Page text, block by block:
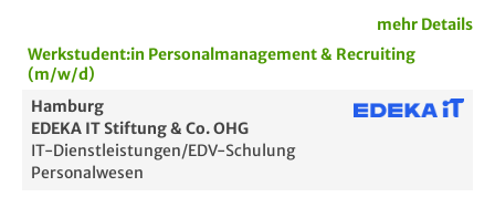
mehr Details
Werkstudent:in Personalmanagement & Recruiting
(m/w/d)
Hamburg
EDEKA IT Stiftung & Co. OHG
IT-Dienstleistungen/EDV-Schulung
Personalwesen